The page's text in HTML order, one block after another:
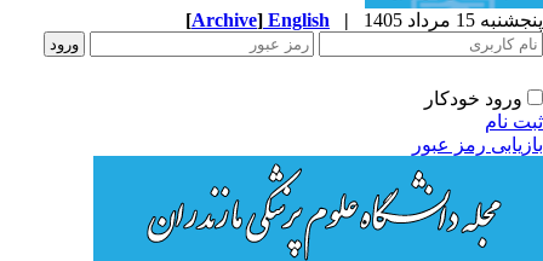
15 مرداد 1405 |
English
[Archive]
ورود خودکار
نام
رمز عبور